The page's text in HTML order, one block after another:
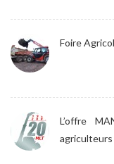
Foire
L’offre
agriculteurs